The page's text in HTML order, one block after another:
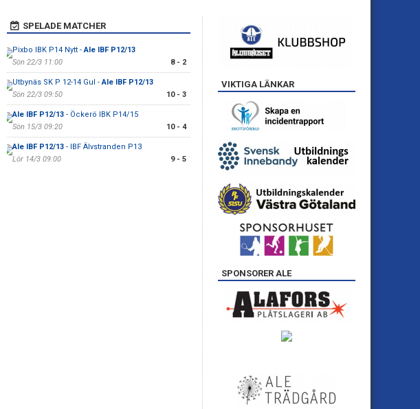
SPELADE MATCHER
Pixbo IBK P14 Nytt -Ale IBF P12/13
Sön 22/3 11:00
8 - 2
Utbynäs SK P 12-14 Gul -Ale IBF P12/13
Sön 22/3 09:50
10 - 3
Ale IBF P12/13- Öckerö IBK P14/15
Sön 15/3 09:20
10 - 4
Ale IBF P12/13- IBF Älvstranden P13
Lör 14/3 09:00
9 - 5
VIKTIGA LÄNKAR
SPONSORER ALE